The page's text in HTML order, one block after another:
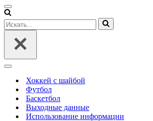
Меню
навигации
Искать...
Меню
навигацииХоккей с шайбой
Футбол
Баскетбол
Выходные данные
Использование информации